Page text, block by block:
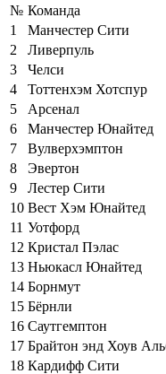
№ Команда
1
Манчестер Сити
2
Ливерпуль
3
Челси
4
Тоттенхэм Хотспур
5
Арсенал
6
Манчестер Юнайтед
7
Вулверхэмптон
8
Эвертон
9
Лестер Сити
10 Вест Хэм Юнайтед
11 Уотфорд
12 Кристал Пэлас
13 Ньюкасл Юнайтед
14 Борнмут
15 Бёрнли
16 Саутгемптон
17 Брайтон энд Хоув
18 Кардифф Сити